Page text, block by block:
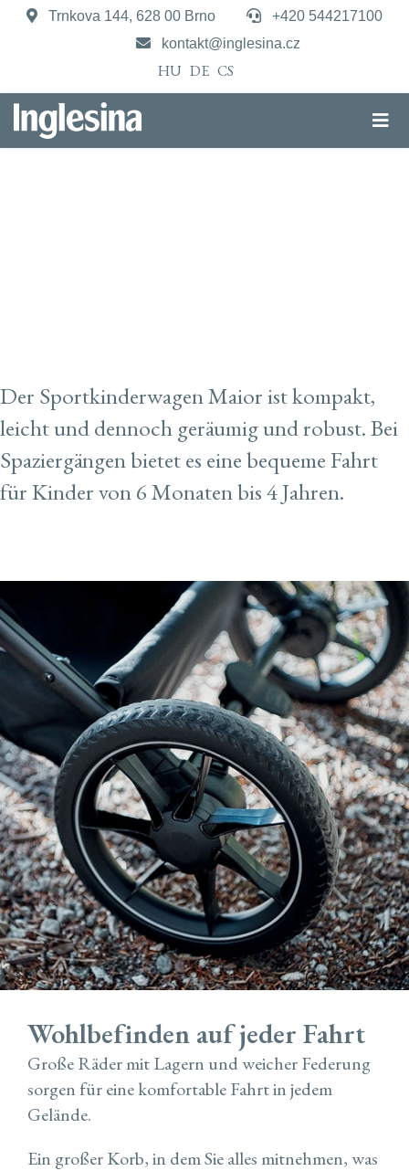
Trnkova 144, 628 00 Brno
+420 544217100
kontakt@inglesina.cz
HU DE CS
Der Sportkinderwagen Maior ist kompakt,
leicht und dennoch geräumig und robust. Bei
Spaziergängen bietet es eine bequeme Fahrt
für Kinder von 6 Monaten bis 4 Jahren.
Wohlbefinden auf jeder Fahrt
Große Räder mit Lagern und weicher Federung
sorgen für eine komfortable Fahrt in jedem
Gelände.
Ein großer Korb, in dem Sie alles mitnehmen, was